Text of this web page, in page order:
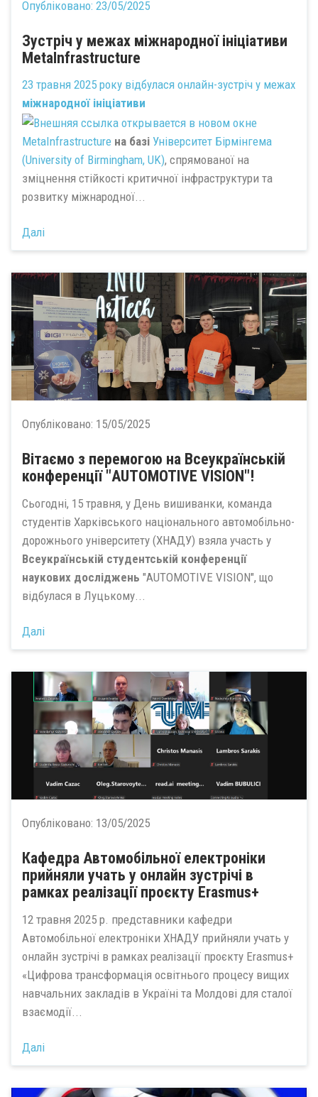
Опубліковано: 23/05/2025
Зустріч у межах міжнародної ініціативи
MetaInfrastructure
23 травня 2025 року відбулася онлайн-зустріч у межах
міжнародної ініціативи
MetaInfrastructure на базі Університет Бірмінгема
(University of Birmingham, UK), спрямованої на
зміцнення стійкості критичної інфраструктури та
розвитку міжнародної...
Далі
Опубліковано: 15/05/2025
Вітаємо з перемогою на Всеукраїнській
конференції "AUTOMOTIVE VISION"!
Сьогодні, 15 травня, у День вишиванки, команда
студентів Харківського національного автомобільно-
дорожнього університету (ХНАДУ) взяла участь у
Всеукраїнській студентській конференції
наукових досліджень "AUTOMOTIVE VISION", що
відбулася в Луцькому...
Далі
Опубліковано: 13/05/2025
Кафедра Автомобільної електроніки
прийняли учать у онлайн зустрічі в
рамках реалізації проєкту Erasmus+
12 травня 2025 р. представники кафедри
Автомобільної електроніки ХНАДУ прийняли учать у
онлайн зустрічі в рамках реалізації проєкту Erasmus+
«Цифрова трансформація освітнього процесу вищих
навчальних закладів в Україні та Молдові для сталої
взаємодії...
Далі